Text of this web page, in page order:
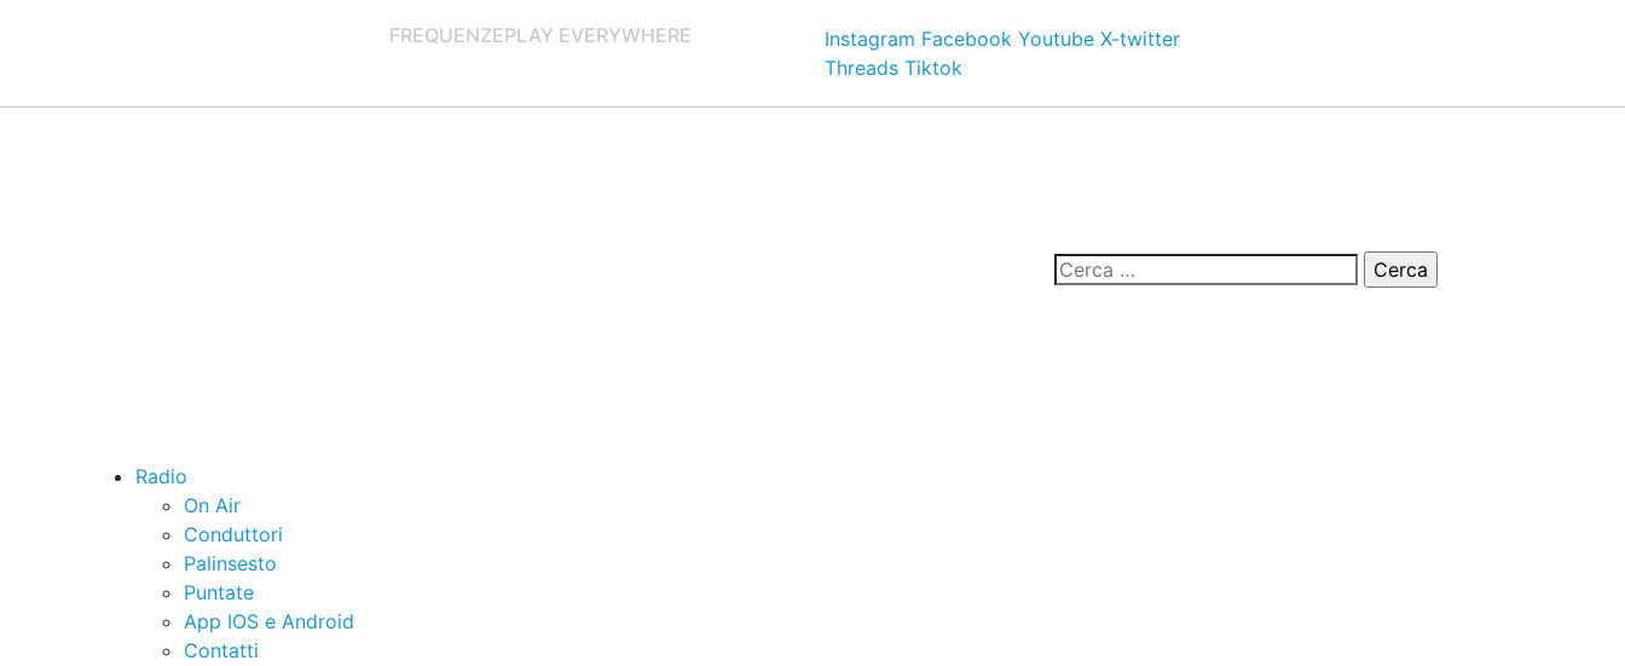
FREQUENZEPLAY EVERYWHERE Instagram Facebook Youtube X-twitter
Threads Tiktok
Radio
On Air
Conduttori
Palinsesto
Puntate
App IOS e Android
Contatti